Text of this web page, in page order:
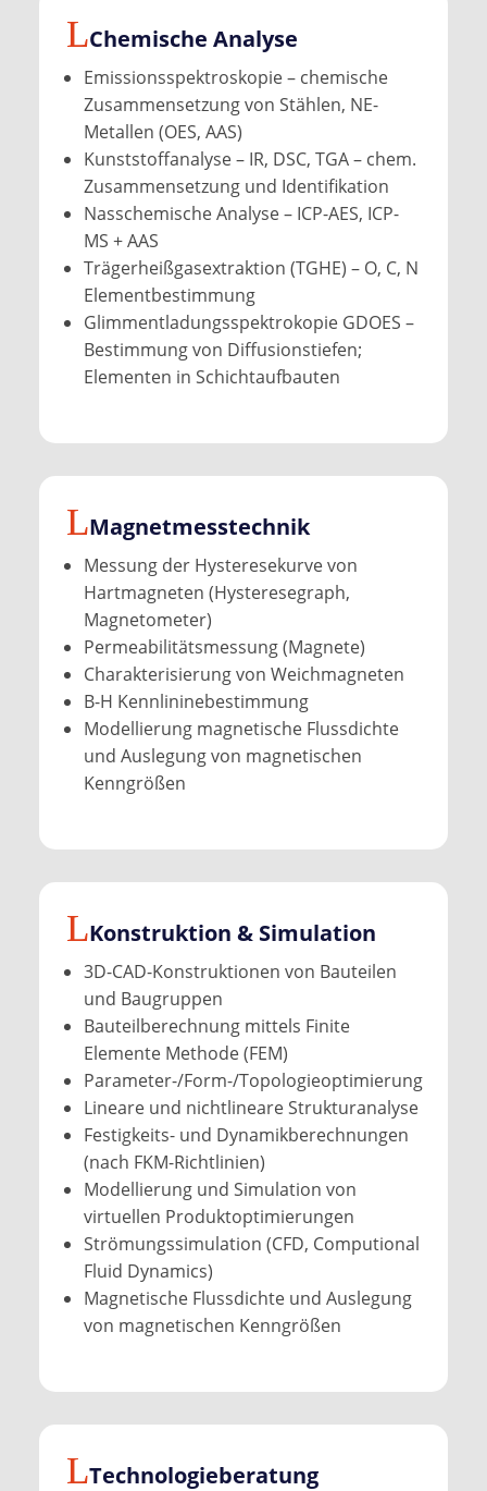
Chemische Analyse
Emissionsspektroskopie – chemische
Zusammensetzung von Stählen, NE-
Metallen (OES, AAS)
Kunststoffanalyse – IR, DSC, TGA – chem.
Zusammensetzung und Identifikation
Nasschemische Analyse – ICP-AES, ICP-
MS + AAS
Trägerheißgasextraktion (TGHE) – O, C, N
Elementbestimmung
Glimmentladungsspektrokopie GDOES –
Bestimmung von Diffusionstiefen;
Elementen in Schichtaufbauten
Magnetmess­technik
Messung der Hysteresekurve von
Hartmagneten (Hysteresegraph,
Magnetometer)
Permeabilitätsmessung (Magnete)
Charakterisierung von Weichmagneten
B-H Kennlininebestimmung
Modellierung magnetische Flussdichte
und Auslegung von magnetischen
Kenngrößen
Konstruktion & Simulation
3D-CAD-Konstruktionen von Bauteilen
und Baugruppen
Bauteilberechnung mittels Finite
Elemente Methode (FEM)
Parameter-/Form-/Topologieoptimierung
Lineare und nichtlineare Strukturanalyse
Festigkeits- und Dynamikberechnungen
(nach FKM-Richtlinien)
Modellierung und Simulation von
virtuellen Produktoptimierungen
Strömungssimulation (CFD, Computional
Fluid Dynamics)
Magnetische Flussdichte und Auslegung
von magnetischen Kenngrößen
Technologie­beratung